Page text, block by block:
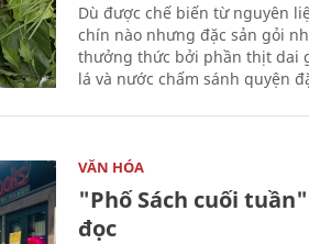
Dù được chế biến từ nguyên
chín nào nhưng đặc sản gỏi
thưởng thức bởi phần thịt dai
lá và nước chấm sánh quyện
VĂN HÓA
"Phố Sách cuối
đọc